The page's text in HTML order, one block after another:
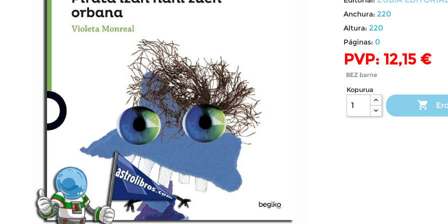
Anchura: 220
Altura: 220
Páginas: 0
PVP: 12,15 €
BEZ barne
Kopurua
